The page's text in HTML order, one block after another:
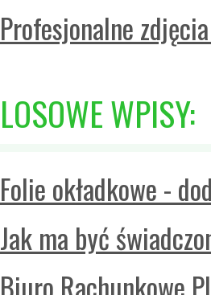
Profesjonalne
LOSOWE WPISY:
Folie okładkowe -
Jak ma być
Biuro Rachunkowe